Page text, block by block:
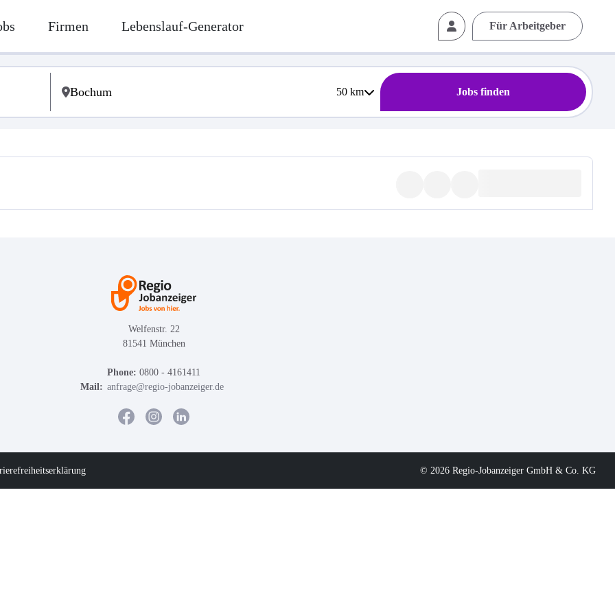
Firmen Lebenslauf-Generator Für Arbeitgeber
50km Jobs finden
Welfenstr. 22
81541 München
Phone: 0800 - 4161411
Mail: anfrage@regio-jobanzeiger.de
© 2026 Regio-Jobanzeiger GmbH & Co. KG